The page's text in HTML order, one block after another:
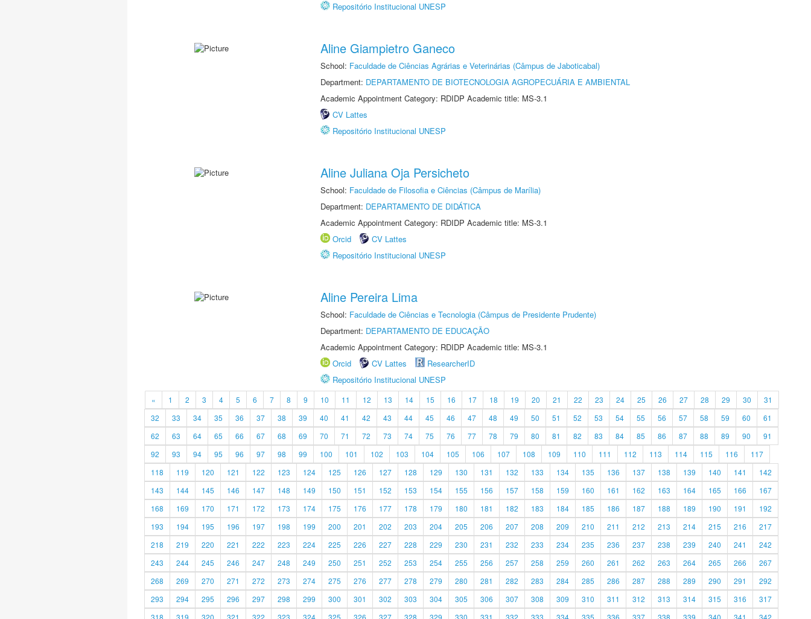
Repositório Institucional UNESP
Aline Giampietro Ganeco
School: Faculdade de Ciências Agrárias e Veterinárias (Câmpus de Jaboticabal)
Department: DEPARTAMENTO DE BIOTECNOLOGIA AGROPECUÁRIA E AMBIENTAL
Academic Appointment Category: RDIDP Academic title: MS-3.1
CV Lattes
Repositório Institucional UNESP
Aline Juliana Oja Persicheto
School: Faculdade de Filosofia e Ciências (Câmpus de Marília)
Department: DEPARTAMENTO DE DIDÁTICA
Academic Appointment Category: RDIDP Academic title: MS-3.1
Orcid
CV Lattes
Repositório Institucional UNESP
Aline Pereira Lima
School: Faculdade de Ciências e Tecnologia (Câmpus de Presidente Prudente)
Department: DEPARTAMENTO DE EDUCAÇÃO
Academic Appointment Category: RDIDP Academic title: MS-3.1
Orcid
CV Lattes
ResearcherID
Repositório Institucional UNESP
« 1 2 3 4 5 6 7 8 9 10 11 12 13 14 15 16 17 18 19 20 21 22 23 24 25 26 27 28 29 30
31
32
33 34 35 36 37 38 39 40 41 42 43 44 45 46 47 48 49 50 51 52 53 54 55 56 57 58 59 60
61
62
63 64 65 66 67 68 69 70 71 72 73 74 75 76 77 78 79 80 81 82 83 84 85 86 87 88 89 90
91
92
93 94 95 96 97 98 99 100 101 102 103 104 105 106 107 108 109 110 111 112 113 114 115 116
117
118
119 120 121 122 123 124 125 126 127 128 129 130 131 132 133 134 135 136 137 138 139 140 141
142
143
144 145 146 147 148 149 150 151 152 153 154 155 156 157 158 159 160 161 162 163 164 165 166
167
168
169 170 171 172 173 174 175 176 177 178 179 180 181 182 183 184 185 186 187 188 189 190 191
192
193
194 195 196 197 198 199 200 201 202 203 204 205 206 207 208 209 210 211 212 213 214 215 216
217
218
219 220 221 222 223 224 225 226 227 228 229 230 231 232 233 234 235 236 237 238 239 240 241
242
243
244 245 246 247 248 249 250 251 252 253 254 255 256 257 258 259 260 261 262 263 264 265 266
267
268
269 270 271 272 273 274 275 276 277 278 279 280 281 282 283 284 285 286 287 288 289 290 291
292
293
294 295 296 297 298 299 300 301 302 303 304 305 306 307 308 309 310 311 312 313 314 315 316
317
318
319 320 321 322 323 324 325 326 327 328 329 330 331 332 333 334 335 336 337 338 339 340 341 342